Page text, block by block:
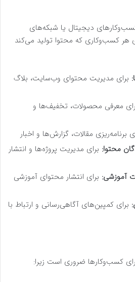
دیجیتال یا شبکه‌های
هر کسب‌وکاری که محتوا تولید می‌کند
برای مدیریت محتوای وب‌سایت، بلاگ
معرفی محصولات، تخفیف‌ها و
برنامه‌ریزی مقالات، گزارش‌ها و اخبار
محتوا: برای مدیریت پروژه‌ها و انتشار
آموزشی: برای انتشار محتوای آموزشی
برای کمپین‌های آگاهی‌رسانی و ارتباط با
کسب‌وکارها ضروری است زیرا: